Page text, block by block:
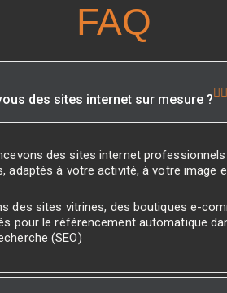
FAQ
des sites internet sur mesure ?
des sites internet
adaptés à votre activité, à votre image
des sites vitrines, des boutiques e-
pour le référencement automatique
(SEO)